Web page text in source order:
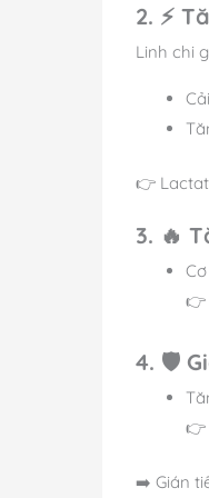
2. ⚡
Linh chi
👉
3. 🔥
👉
4. 🛡️
👉
➡️ Gián